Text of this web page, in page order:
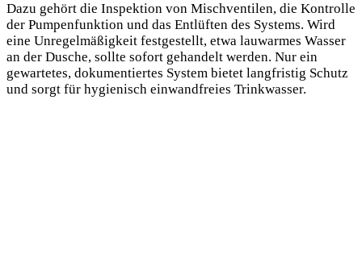
Dazu gehört die Inspektion von Mischventilen, die Kontrolle
der Pumpenfunktion und das Entlüften des Systems. Wird
eine Unregelmäßigkeit festgestellt, etwa lauwarmes Wasser
an der Dusche, sollte sofort gehandelt werden. Nur ein
gewartetes, dokumentiertes System bietet langfristig Schutz
und sorgt für hygienisch einwandfreies Trinkwasser.